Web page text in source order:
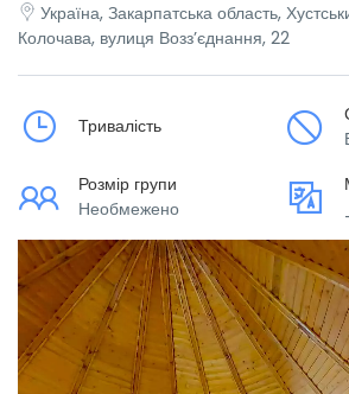
Україна, Закарпатська область,
Колочава, вулиця Возз’єднання, 22
Тривалість
Розмір групи
Необмежено